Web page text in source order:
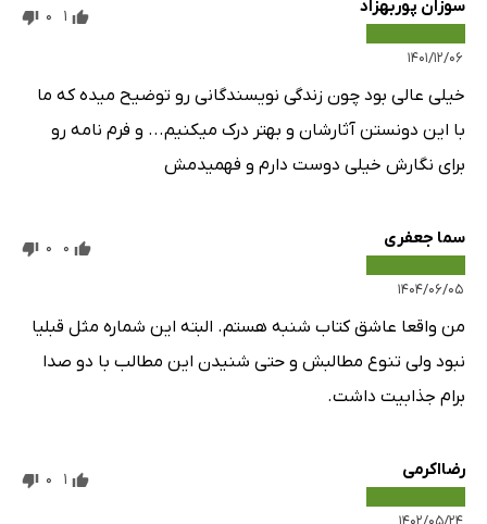
سوزان پوربهزاد
۱۴۰۱/۱۲/۰۶
1
0
خیلی عالی بود چون زندگی نویسندگانی رو توضیح میده که ما
با این دونستن آثارشان و بهتر درک میکنیم... و فرم نامه رو
برای نگارش خیلی دوست دارم و فهمیدمش
سما جعفری
۱۴۰۴/۰۶/۰۵
0
0
من واقعا عاشق کتاب شنبه هستم. البته این شماره مثل قبلیا
نبود ولی تنوع مطالبش و حتی شنیدن این مطالب با دو صدا
برام جذابیت داشت.
رضااکرمی 1
0